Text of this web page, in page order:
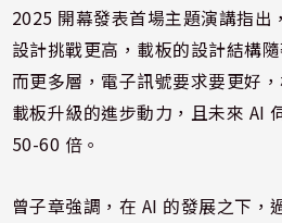
2025 開幕發表首場主題演講指出
設計挑戰更高，載板的設計結構
而更多層，電子訊號要求要更好
載板升級的進步動力，且未來 AI
50-60 倍。
曾子章強調，在 AI 的發展之下，